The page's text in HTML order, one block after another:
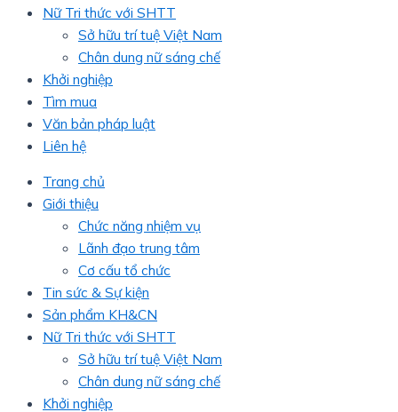
Nữ Tri thức với SHTT
Sở hữu trí tuệ Việt Nam
Chân dung nữ sáng chế
Khởi nghiệp
Tìm mua
Văn bản pháp luật
Liên hệ
Trang chủ
Giới thiệu
Chức năng nhiệm vụ
Lãnh đạo trung tâm
Cơ cấu tổ chức
Tin sức & Sự kiện
Sản phẩm KH&CN
Nữ Tri thức với SHTT
Sở hữu trí tuệ Việt Nam
Chân dung nữ sáng chế
Khởi nghiệp